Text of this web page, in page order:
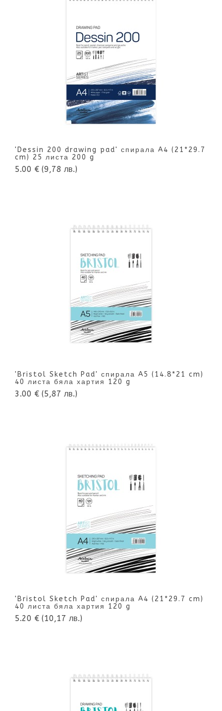
'Dessin 200 drawing pad' спирала A4 (21*29.7
cm) 25 листа 200 g
5.00 € (9,78 лв.)
'Bristol Sketch Pad' спирала A5 (14.8*21 cm)
40 листа бяла хартия 120 g
3.00 € (5,87 лв.)
'Bristol Sketch Pad' спирала A4 (21*29.7 cm)
40 листа бяла хартия 120 g
5.20 € (10,17 лв.)